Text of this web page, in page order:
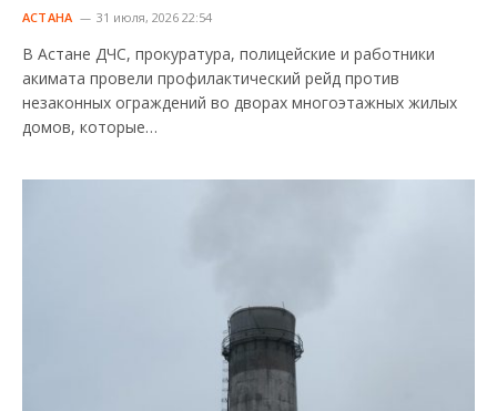
АСТАНА 31 июля, 2026 22:54
В Астане ДЧС, прокуратура, полицейские и работники
акимата провели профилактический рейд против
незаконных ограждений во дворах многоэтажных жилых
домов, которые…